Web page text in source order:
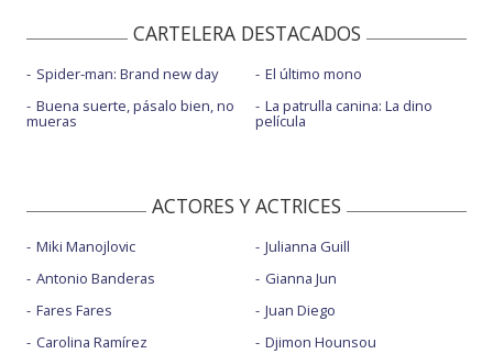
CARTELERA DESTACADOS
Spider-man: Brand new day
Buena suerte, pásalo bien, no
mueras
El último mono
La patrulla canina: La dino
película
ACTORES Y ACTRICES
Miki Manojlovic
Antonio Banderas
Fares Fares
Carolina Ramírez
Julianna Guill
Gianna Jun
Juan Diego
Djimon Hounsou